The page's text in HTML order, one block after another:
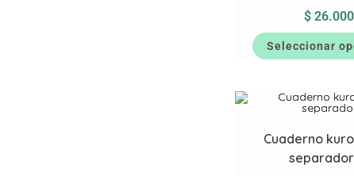
$26.000
Seleccionar
Cuaderno